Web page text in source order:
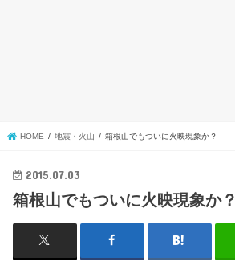
HOME 地震・火山 箱根山でもついに火映現象か？
2015.07.03
箱根山でもついに火映現象か？